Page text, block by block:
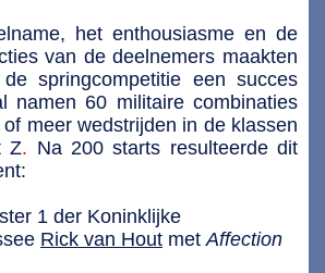
het enthousiasme en de
van de deelnemers maakten
springcompetitie een succes
namen 60 militaire combinaties
meer wedstrijden in de klassen
Z. Na 200 starts resulteerde dit
1 der Koninklijke
Rick van Hout metAffection